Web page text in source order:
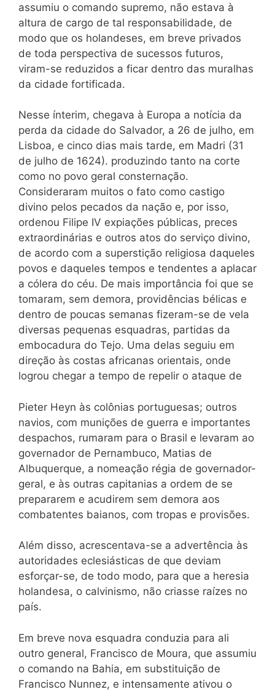
assumiu o comando supremo, não estava à
altura de cargo de tal responsabilidade, de
modo que os holandeses, em breve privados
de toda perspectiva de sucessos futuros,
viram-se reduzidos a ficar dentro das muralhas
da cidade fortificada.
Nesse ínterim, chegava à Europa a notícia da
perda da cidade do Salvador, a 26 de julho, em
Lisboa, e cinco dias mais tarde, em Madri (31
de julho de 1624). produzindo tanto na corte
como no povo geral consternação.
Consideraram muitos o fato como castigo
divino pelos pecados da nação e, por isso,
ordenou Filipe IV expiações públicas, preces
extraordinárias e outros atos do serviço divino,
de acordo com a superstição religiosa daqueles
povos e daqueles tempos e tendentes a aplacar
a cólera do céu. De mais importância foi que se
tomaram, sem demora, providências bélicas e
dentro de poucas semanas fizeram-se de vela
diversas pequenas esquadras, partidas da
embocadura do Tejo. Uma delas seguiu em
direção às costas africanas orientais, onde
logrou chegar a tempo de repelir o ataque de
Pieter Heyn às colônias portuguesas; outros
navios, com munições de guerra e importantes
despachos, rumaram para o Brasil e levaram ao
governador de Pernambuco, Matias de
Albuquerque, a nomeação régia de governador-
geral, e às outras capitanias a ordem de se
prepararem e acudirem sem demora aos
combatentes baianos, com tropas e provisões.
Além disso, acrescentava-se a advertência às
autoridades eclesiásticas de que deviam
esforçar-se, de todo modo, para que a heresia
holandesa, o calvinismo, não criasse raízes no
país.
Em breve nova esquadra conduzia para ali
outro general, Francisco de Moura, que assumiu
o comando na Bahia, em substituição de
Francisco Nunnez, e intensamente ativou o